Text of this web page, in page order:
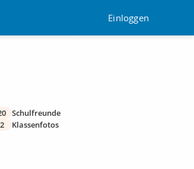
Einloggen
Schulfreunde
2
Klassenfotos